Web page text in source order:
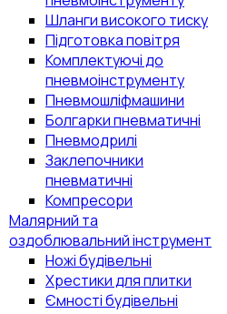
Шланги високого тиску
Підготовка повітря
Комплектуючі до
пневмоінструменту
Пневмошліфмашини
Болгарки пневматичні
Пневмодрилі
Заклепочники
пневматичні
Компресори
Малярний та
оздоблювальний інструмент
Ножі будівельні
Хрестики для плитки
Ємності будівельні